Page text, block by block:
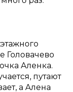
Головачево
Аленка.
путают
а Алена